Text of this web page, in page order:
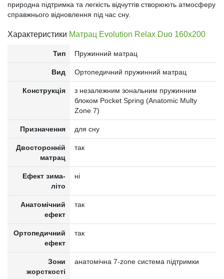
природна підтримка та легкість відчуттів створюють атмосферу
справжнього відновлення під час сну.
Характеристики Матрац Evolution Relax Duo 160х200
Тип Пружинний матрац
Вид Ортопедичний пружинний матрац
Конструкція
з незалежним зональним пружинним
блоком Pocket Spring (Anatomic Multy
Zone 7)
Призначення для сну
Двосторонній
матрац
так
Ефект зима-
літо
ні
Анатомічний
ефект
так
Ортопедичний
ефект
так
Зони
жорсткості
анатомічна 7-zone система підтримки